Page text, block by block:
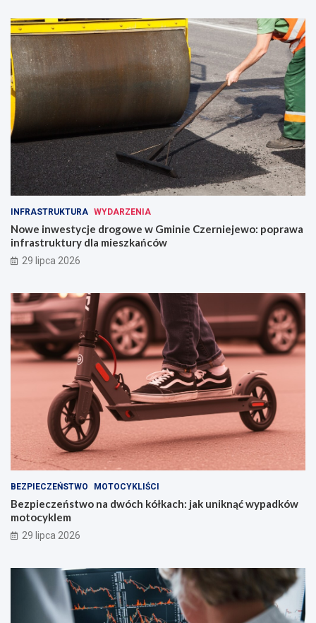
INFRASTRUKTURA WYDARZENIA
Nowe inwestycje drogowe w Gminie Czerniejewo: poprawa
infrastruktury dla mieszkańców
29 lipca 2026
BEZPIECZEŃSTWO MOTOCYKLIŚCI
Bezpieczeństwo na dwóch kółkach: jak uniknąć wypadków
motocyklem
29 lipca 2026